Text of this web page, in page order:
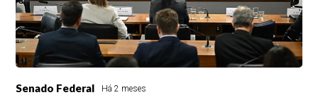
Senado Federal Há 2 meses